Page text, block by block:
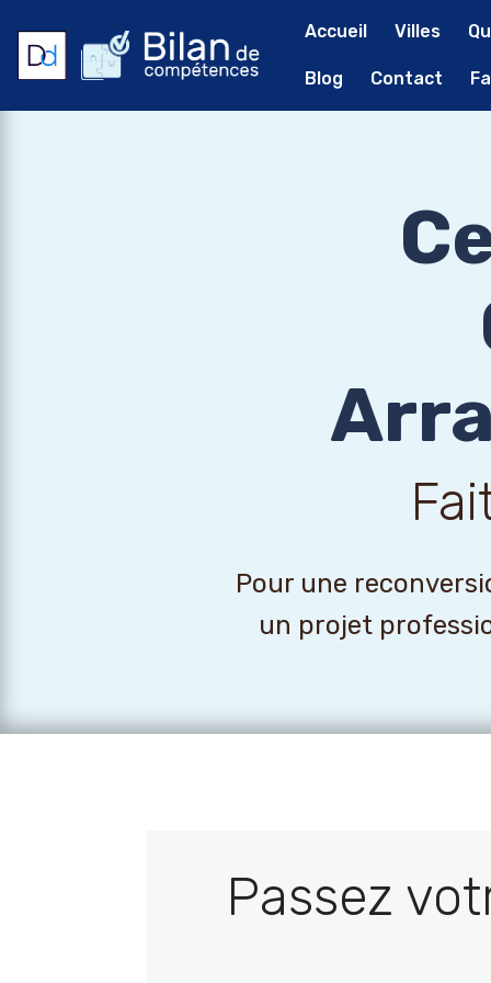
Accueil Villes
Blog Contact
Pour une
un projet
Passez